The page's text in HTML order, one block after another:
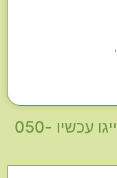
מוזמנים לפנות בכל שאלה חייגו עכשיו 050-